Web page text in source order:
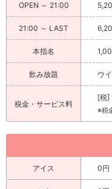
OPEN ～ 21:00
21:00 ～ LAST
本指名
飲み放題 ウ
税金・サービス料
[税]
※税
アイス 0円